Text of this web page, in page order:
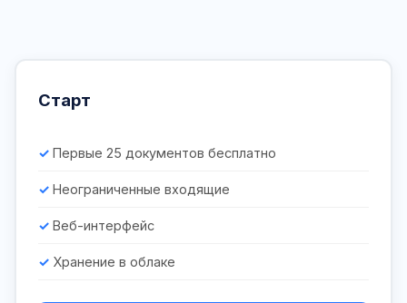
Старт
Первые 25 документов бесплатно
Неограниченные входящие
Веб-интерфейс
Хранение в облаке